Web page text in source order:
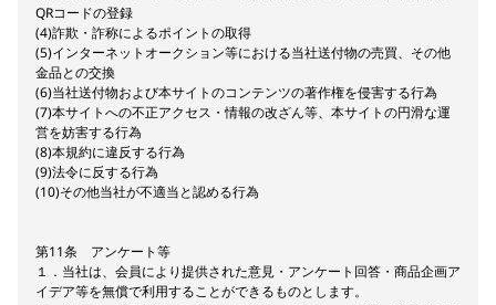
QRコードの登録
(4)詐欺・詐称によるポイントの取得
(5)インターネットオークション等における当社送付物の売買、その他
金品との交換
(6)当社送付物および本サイトのコンテンツの著作権を侵害する行為
(7)本サイトへの不正アクセス・情報の改ざん等、本サイトの円滑な運
営を妨害する行為
(8)本規約に違反する行為
(9)法令に反する行為
(10)その他当社が不適当と認める行為
第11条 アンケート等
１．当社は、会員により提供された意見・アンケート回答・商品企画ア
イデア等を無償で利用することができるものとします。